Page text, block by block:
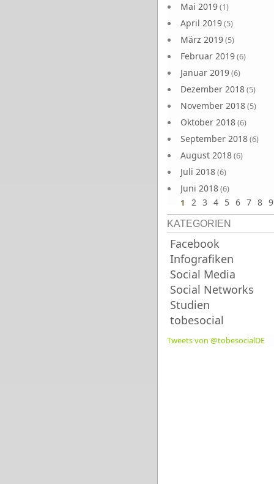
Mai 2019(1)
April 2019(5)
März 2019(5)
Februar 2019(6)
Januar 2019(6)
Dezember 2018(5)
November 2018(5)
Oktober 2018(6)
September 2018(6)
August 2018(6)
Juli 2018(6)
Juni 2018(6)
1 2 3 4 5 6 7 8 9
KATEGORIEN
Facebook
Infografiken
Social Media
Social Networks
Studien
tobesocial
Tweets von @tobesocialDE